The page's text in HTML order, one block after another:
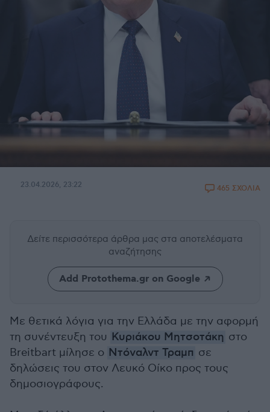
23.04.2026, 23:22 465 ΣΧΟΛΙΑ
Δείτε περισσότερα άρθρα μας στα αποτελέσματα
αναζήτησης
Add Protothema.gr on Google
Με θετικά λόγια για την Ελλάδα με την αφορμή
τη συνέντευξη του Κυριάκου Μητσοτάκη στο
Breitbart μίλησε ο Ντόναλντ Τραμπ σε
δηλώσεις του στον Λευκό Οίκο προς τους
δημοσιογράφους.